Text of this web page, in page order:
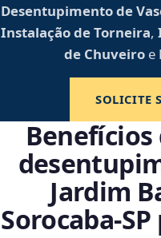
Desentupimento de
Instalação de Torneira,
de Chuveiro e
SOLICITE
Jardim